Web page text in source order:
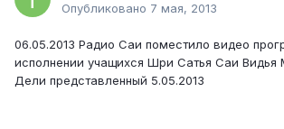
Опубликовано 7 мая, 2013
06.05.2013 Радио Саи поместило видео
исполнении учащихся Шри Сатья Саи Видья
Дели представленный 5.05.2013